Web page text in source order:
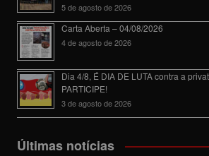
5 de agosto de 2026
Carta Aberta – 04/08/2026
4 de agosto de 2026
Dia 4/8, É DIA DE LUTA contra a
PARTICIPE!
3 de agosto de 2026
Últimas notícias